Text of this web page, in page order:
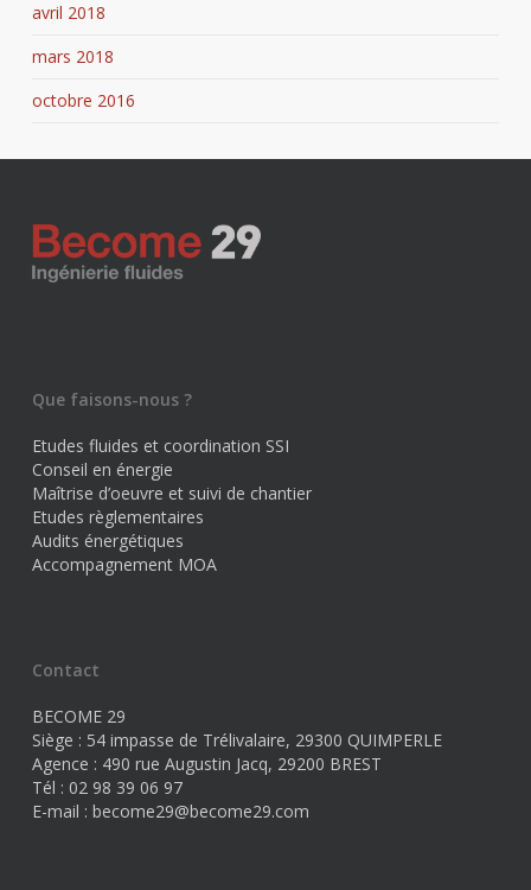
avril 2018
mars 2018
octobre 2016
Que faisons-nous ?
Etudes fluides et coordination SSI
Conseil en énergie
Maîtrise d’oeuvre et suivi de chantier
Etudes règlementaires
Audits énergétiques
Accompagnement MOA
Contact
BECOME 29
Siège : 54 impasse de Trélivalaire, 29300 QUIMPERLE
Agence : 490 rue Augustin Jacq, 29200 BREST
Tél : 02 98 39 06 97
E-mail : become29@become29.com